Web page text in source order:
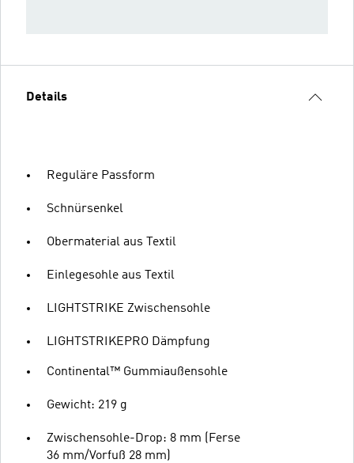
Details
Reguläre Passform
Schnürsenkel
Obermaterial aus Textil
Einlegesohle aus Textil
LIGHTSTRIKE Zwischensohle
LIGHTSTRIKEPRO Dämpfung
Continental™ Gummiaußensohle
Gewicht: 219 g
Zwischensohle-Drop: 8 mm (Ferse
36 mm/Vorfuß 28 mm)